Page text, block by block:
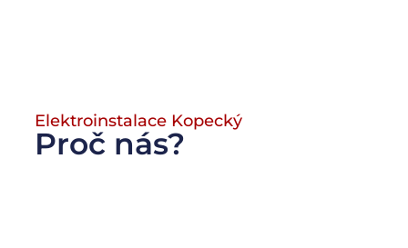
Elektroinstalace Kopecký
Proč nás?